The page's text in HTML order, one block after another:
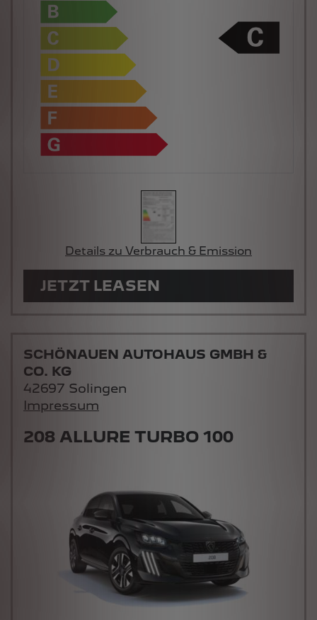
JETZT LEASEN
SCHÖNAUEN AUTOHAUS GMBH &
CO. KG
42697 Solingen
Impressum